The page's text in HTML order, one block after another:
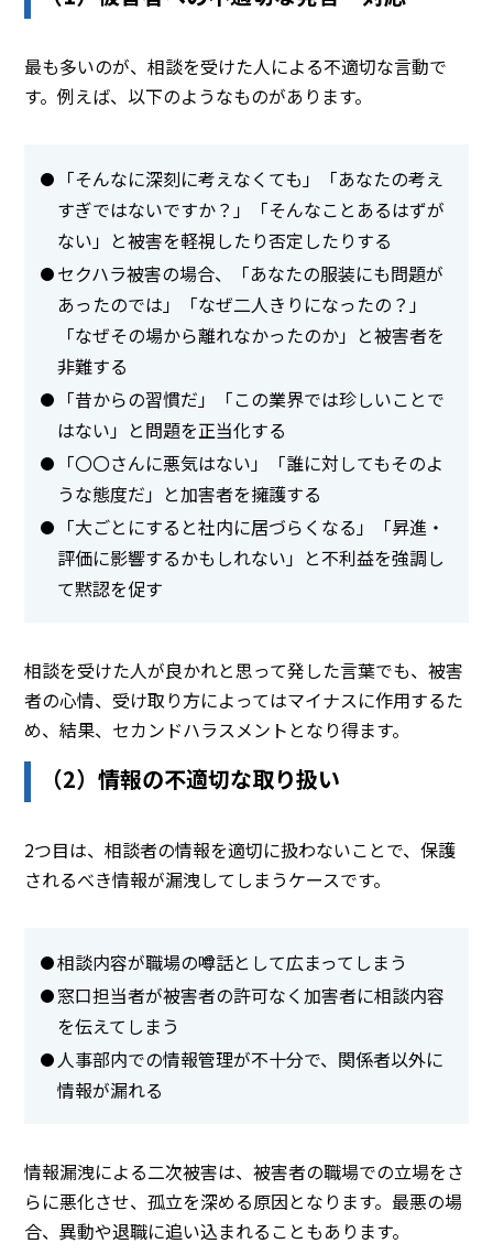
最も多いのが、相談を受けた人による不適切な言動で
す。例えば、以下のようなものがあります。
「そんなに深刻に考えなくても」「あなたの考え
すぎではないですか？」「そんなことあるはずが
ない」と被害を軽視したり否定したりする
セクハラ被害の場合、「あなたの服装にも問題が
あったのでは」「なぜ二人きりになったの？」
「なぜその場から離れなかったのか」と被害者を
非難する
「昔からの習慣だ」「この業界では珍しいことで
はない」と問題を正当化する
「〇〇さんに悪気はない」「誰に対してもそのよ
うな態度だ」と加害者を擁護する
「大ごとにすると社内に居づらくなる」「昇進・
評価に影響するかもしれない」と不利益を強調し
て黙認を促す
相談を受けた人が良かれと思って発した言葉でも、被害
者の心情、受け取り方によってはマイナスに作用するた
め、結果、セカンドハラスメントとなり得ます。
（2）情報の不適切な取り扱い
2つ目は、相談者の情報を適切に扱わないことで、保護
されるべき情報が漏洩してしまうケースです。
相談内容が職場の噂話として広まってしまう
窓口担当者が被害者の許可なく加害者に相談内容
を伝えてしまう
人事部内での情報管理が不十分で、関係者以外に
情報が漏れる
情報漏洩による二次被害は、被害者の職場での立場をさ
らに悪化させ、孤立を深める原因となります。最悪の場
合、異動や退職に追い込まれることもあります。